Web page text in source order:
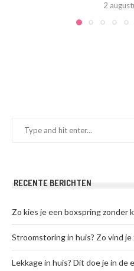
2
RECENTE BERICHTEN
Zo kies je een boxspring zonder
Stroomstoring in huis? Zo vind je
Lekkage in huis? Dit doe je in de